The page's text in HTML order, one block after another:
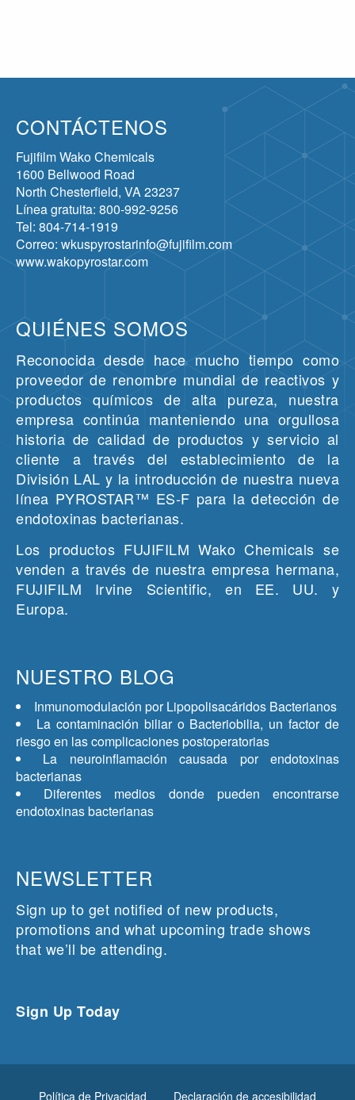
CONTÁCTENOS
Fujifilm Wako Chemicals
1600 Bellwood Road
North Chesterfield, VA 23237
Línea gratuita: 800-992-9256
Tel: 804-714-1919
Correo: wkuspyrostarinfo@fujifilm.com
www.wakopyrostar.com
QUIÉNES SOMOS
Reconocida desde hace mucho tiempo como
proveedor de renombre mundial de reactivos y
productos químicos de alta pureza, nuestra
empresa continúa manteniendo una orgullosa
historia de calidad de productos y servicio al
cliente a través del establecimiento de la
División LAL y la introducción de nuestra nueva
línea PYROSTAR™ ES-F para la detección de
endotoxinas bacterianas.
Los productos FUJIFILM Wako Chemicals se
venden a través de nuestra empresa hermana,
FUJIFILM Irvine Scientific, en EE. UU. y
Europa.
NUESTRO BLOG
Inmunomodulación por Lipopolisacáridos Bacterianos
La contaminación biliar o Bacteriobilia, un factor de
riesgo en las complicaciones postoperatorias
La neuroinflamación causada por endotoxinas
bacterianas
Diferentes medios donde pueden encontrarse
endotoxinas bacterianas
NEWSLETTER
Sign up to get notified of new products,
promotions and what upcoming trade shows
that we’ll be attending.
Sign Up Today
Política de Privacidad Declaración de accesibilidad